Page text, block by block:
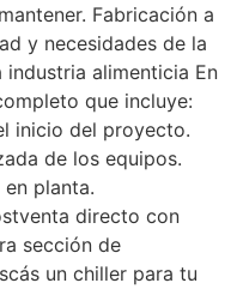
Fabricación a
y necesidades de la
alimenticia En
que incluye:
inicio del proyecto.
de los equipos.
planta.
directo con
sección de
un chiller para tu